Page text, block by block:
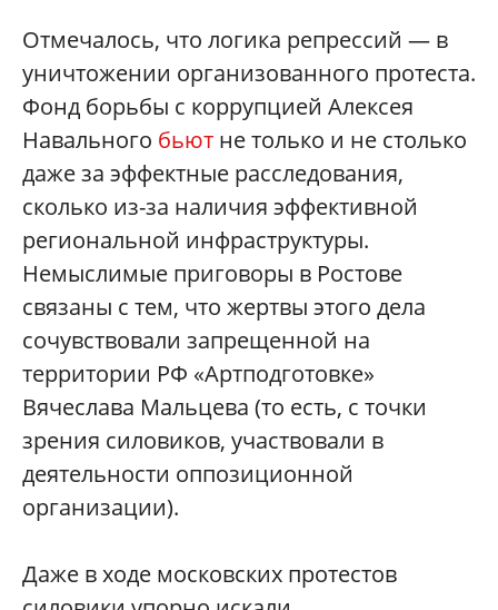
Отмечалось, что логика репрессий — в
уничтожении организованного протеста.
Фонд борьбы с коррупцией Алексея
Навального бьют не только и не столько
даже за эффектные расследования,
сколько из-за наличия эффективной
региональной инфраструктуры.
Немыслимые приговоры в Ростове
связаны с тем, что жертвы этого дела
сочувствовали запрещенной на
территории РФ «Артподготовке»
Вячеслава Мальцева (то есть, с точки
зрения силовиков, участвовали в
деятельности оппозиционной
организации).
Даже в ходе московских протестов